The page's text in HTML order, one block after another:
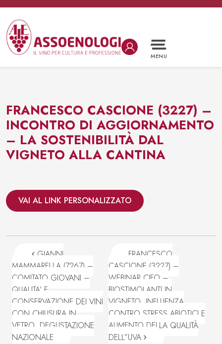
Vai al contenuto
Navigazione principale
MENU
FRANCESCO CASCIONE (3227) –
INCONTRO DI AGGIORNAMENTO
– LA SOSTENIBILITÀ DAL
VIGNETO ALLA CANTINA
VAI AL LINK PERSONALIZZATO
Navigazione articoli
GIANNI
MAMMARELLA (7267) –
COMITATO GIOVANI –
QUALITA’ E
CONSERVAZIONE DEI VINI
CON CHIUSURA IN
VETRO. DEGUSTAZIONE
NAZIONALE
FRANCESCO
CASCIONE (3227) –
WEBINAR CIFO –
BIOSTIMOLANTI IN
VIGNETO: INFLUENZA
CONTRO STRESS ABIOTICI E
AUMENTO DELLA QUALITÀ
DELL”UVA